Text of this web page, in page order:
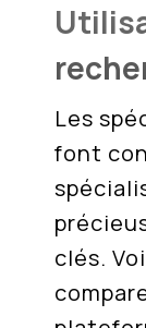
Les
font
clés.